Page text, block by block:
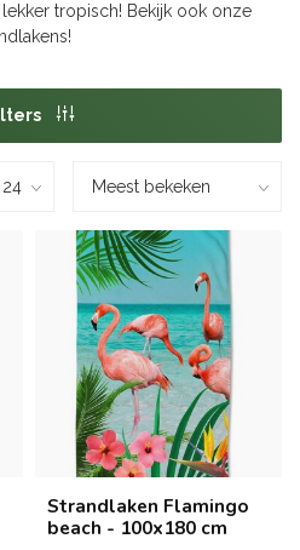
tropisch! Bekijk ook onze
Strandlaken Flamingo
beach - 100x180 cm